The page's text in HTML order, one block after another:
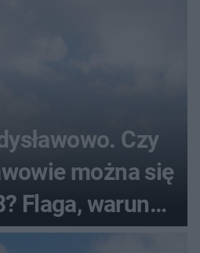
Czy
można się
Flaga, warunki